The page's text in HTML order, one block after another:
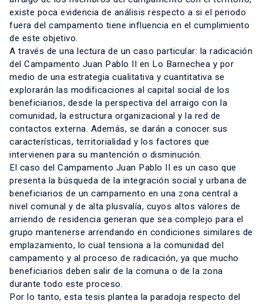
existe poca evidencia de análisis respecto a si el periodo
fuera del campamento tiene influencia en el cumplimiento
de este objetivo.
A través de una lectura de un caso particular: la radicación
del Campamento Juan Pablo II en Lo Barnechea y por
medio de una estrategia cualitativa y cuantitativa se
explorarán las modificaciones al capital social de los
beneficiarios, desde la perspectiva del arraigo con la
comunidad, la estructura organizacional y la red de
contactos externa. Además, se darán a conocer sus
características, territorialidad y los factores que
intervienen para su mantención o disminución.
El caso del Campamento Juan Pablo II es un caso que
presenta la búsqueda de la integración social y urbana de
beneficiarios de un campamento en una zona central a
nivel comunal y de alta plusvalía, cuyos altos valores de
arriendo de residencia generan que sea complejo para el
grupo mantenerse arrendando en condiciones similares de
emplazamiento, lo cual tensiona a la comunidad del
campamento y al proceso de radicación, ya que mucho
beneficiarios deben salir de la comuna o de la zona
durante todo este proceso.
Por lo tanto, esta tesis plantea la paradoja respecto del